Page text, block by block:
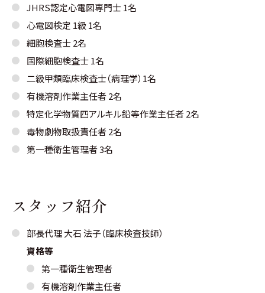
JHRS認定心電図専門士 1名
心電図検定 1級 1名
細胞検査士 2名
国際細胞検査士 1名
二級甲類臨床検査士（病理学）1名
有機溶剤作業主任者 2名
特定化学物質四アルキル鉛等作業主任者 2名
毒物劇物取扱責任者 2名
第一種衛生管理者 3名
スタッフ紹介
部長代理 大石 法子（臨床検査技師）
資格等
第一種衛生管理者
有機溶剤作業主任者